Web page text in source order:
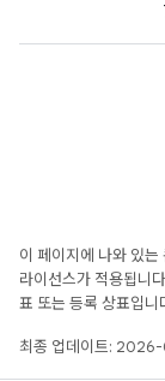
이 페이지에 나와 있
라이선스가 적용됩니
표 또는 등록 상표입니
최종 업데이트: